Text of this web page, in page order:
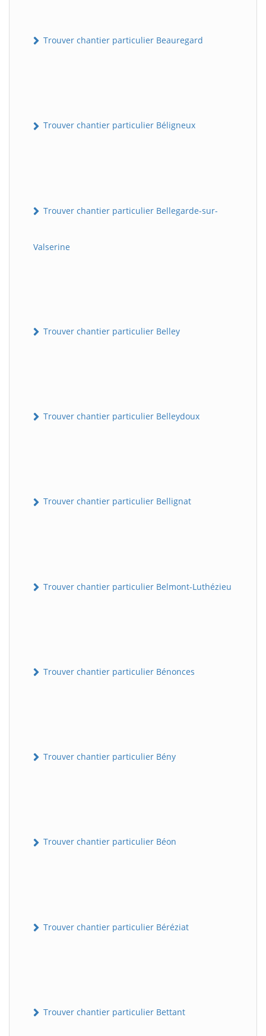
Trouver chantier particulier Beauregard
Trouver chantier particulier Béligneux
Trouver chantier particulier Bellegarde-sur-
Valserine
Trouver chantier particulier Belley
Trouver chantier particulier Belleydoux
Trouver chantier particulier Bellignat
Trouver chantier particulier Belmont-Luthézieu
Trouver chantier particulier Bénonces
Trouver chantier particulier Bény
Trouver chantier particulier Béon
Trouver chantier particulier Béréziat
Trouver chantier particulier Bettant